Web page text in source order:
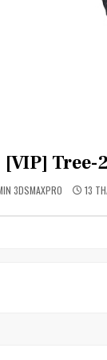
[VIP] Tree-
3DSMAXPRO 13